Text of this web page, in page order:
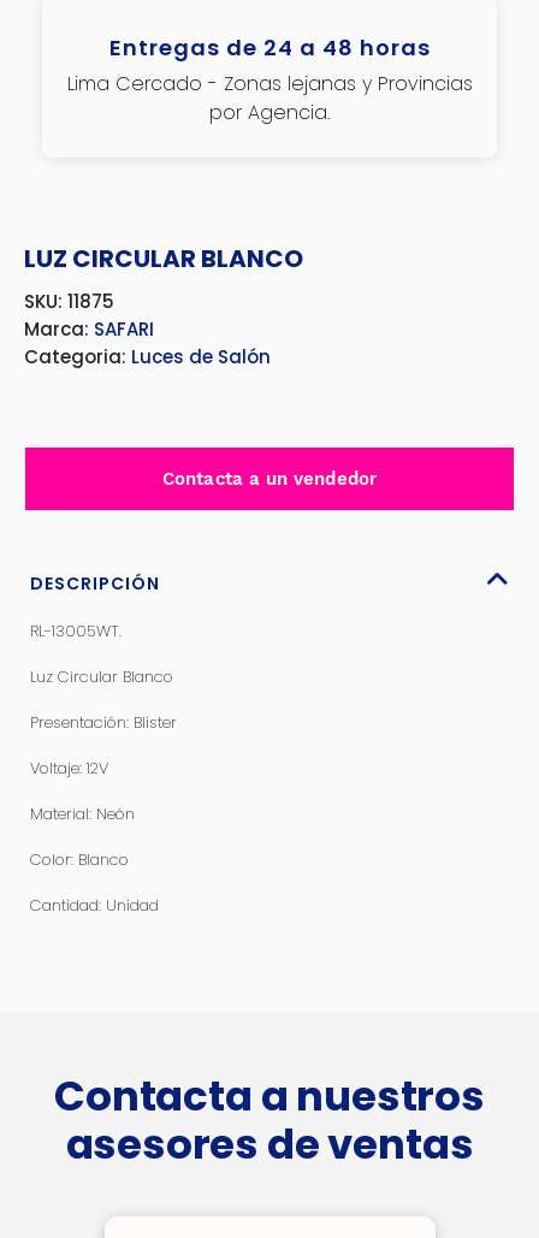
Entregas de 24 a 48 horas
Lima Cercado - Zonas lejanas y Provincias
por Agencia.
LUZ CIRCULAR BLANCO
SKU: 11875
Marca: SAFARI
Categoria: Luces de Salón
Contacta a un vendedor
DESCRIPCIÓN
RL-13005WT.
Luz Circular Blanco
Presentación: Blister
Voltaje: 12V
Material: Neón
Color: Blanco
Cantidad: Unidad
Contacta a nuestros
asesores de ventas